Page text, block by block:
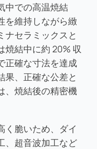
中での高温焼結
を維持しながら緻
ナセラミックスと
焼結中に約 20% 収
正確な寸法を達成
果、正確な公差と
、焼結後の精密機
く脆いため、ダイ
、超音波加工など